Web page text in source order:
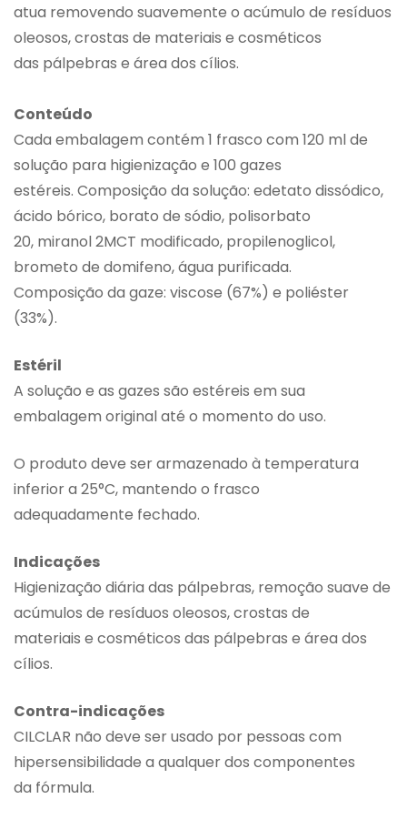
atua removendo suavemente o acúmulo de resíduos
oleosos, crostas de materiais e cosméticos
das pálpebras e área dos cílios.
Conteúdo
Cada embalagem contém 1 frasco com 120 ml de
solução para higienização e 100 gazes
estéreis. Composição da solução: edetato dissódico,
ácido bórico, borato de sódio, polisorbato
20, miranol 2MCT modificado, propilenoglicol,
brometo de domifeno, água purificada.
Composição da gaze: viscose (67%) e poliéster
(33%).
Estéril
A solução e as gazes são estéreis em sua
embalagem original até o momento do uso.
O produto deve ser armazenado à temperatura
inferior a 25°C, mantendo o frasco
adequadamente fechado.
Indicações
Higienização diária das pálpebras, remoção suave de
acúmulos de resíduos oleosos, crostas de
materiais e cosméticos das pálpebras e área dos
cílios.
Contra-indicações
CILCLAR não deve ser usado por pessoas com
hipersensibilidade a qualquer dos componentes
da fórmula.